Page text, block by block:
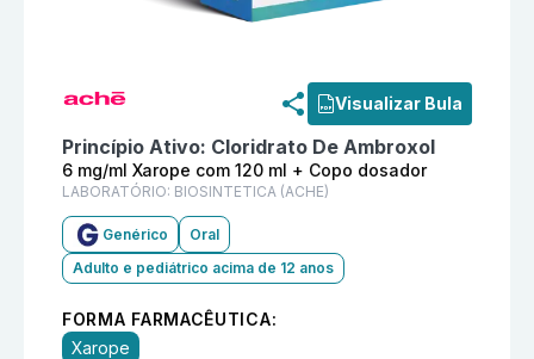
Visualizar Bula
Princípio Ativo: Cloridrato De Ambroxol
6 mg/ml Xarope com 120 ml + Copo dosador
LABORATÓRIO: BIOSINTETICA (ACHE)
Genérico
Oral
Adulto e pediátrico acima de 12 anos
FORMA FARMACÊUTICA:
Xarope